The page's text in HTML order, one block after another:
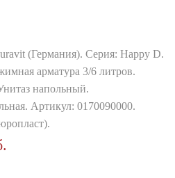
(Германия). Серия: Happy D.
арматура 3/6 литров.
напольный.
Артикул: 0170090000.